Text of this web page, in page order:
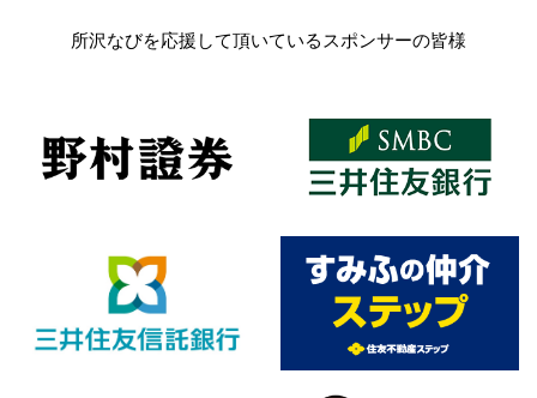
所沢なびを応援して頂いているスポンサーの皆様